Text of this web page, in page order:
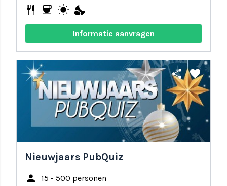
restaurant coffee wb_sunny nights_stay
Informatie aanvragen
share favorite
Nieuwjaars PubQuiz
person 15 - 500 personen